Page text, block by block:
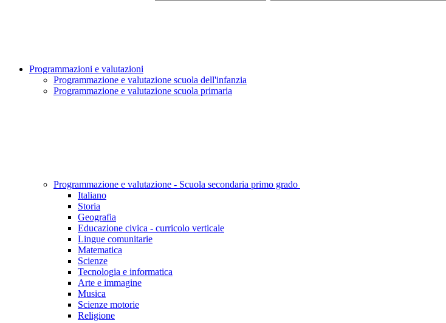
Programmazioni e valutazioni
Programmazione e valutazione scuola dell'infanzia
Programmazione e valutazione scuola primaria
Programmazione e valutazione - Scuola secondaria primo grado
Italiano
Storia
Geografia
Educazione civica - curricolo verticale
Lingue comunitarie
Matematica
Scienze
Tecnologia e informatica
Arte e immagine
Musica
Scienze motorie
Religione